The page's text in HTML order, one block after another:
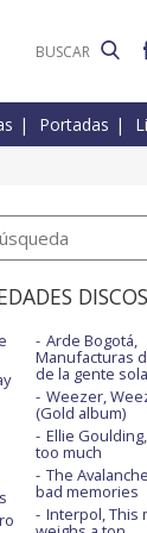
Portadas
DISCOS
Arde Bogotá,
Manufacturas
de la gente sola
Weezer,
(Gold album)
Ellie
too much
The
bad memories
Interpol, This